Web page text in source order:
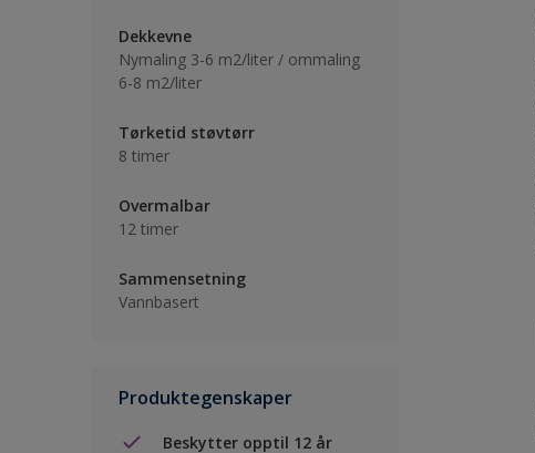
Dekkevne
Nymaling 3-6 m2/liter / ommaling
6-8 m2/liter
Tørketid støvtørr
8 timer
Overmalbar
12 timer
Sammensetning
Vannbasert
Produktegenskaper
Beskytter opptil 12 år